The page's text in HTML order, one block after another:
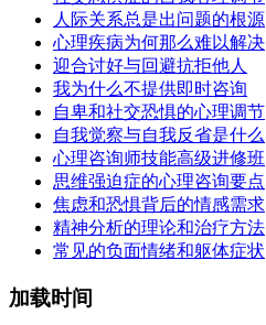
人际关系总是出问题的根源
心理疾病为何那么难以解决
迎合讨好与回避抗拒他人
我为什么不提供即时咨询
自卑和社交恐惧的心理调节
自我觉察与自我反省是什么
心理咨询师技能高级进修班
思维强迫症的心理咨询要点
焦虑和恐惧背后的情感需求
精神分析的理论和治疗方法
常见的负面情绪和躯体症状
加载时间